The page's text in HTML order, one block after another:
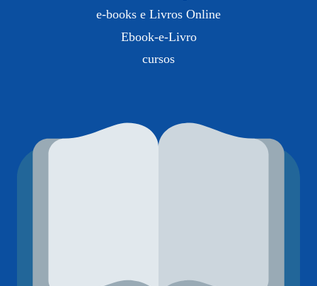
e-books e Livros Online
Ebook-e-Livro
cursos